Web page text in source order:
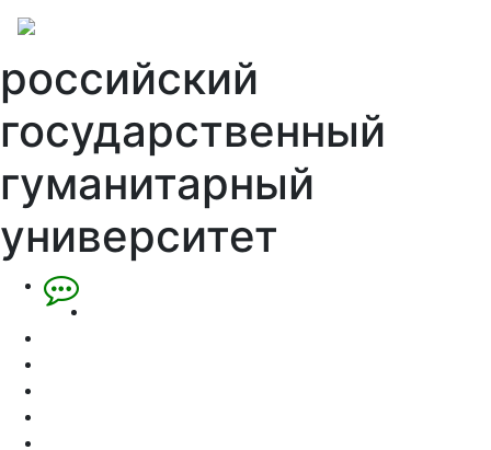
российский
государственный
гуманитарный
университет